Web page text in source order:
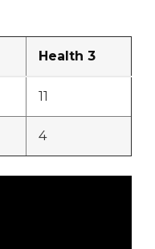
Health 3
11
4